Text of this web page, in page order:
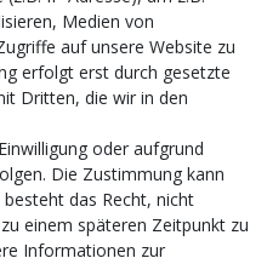
Medien von
auf unsere Website zu
erfolgt erst durch gesetzte
Dritten, die wir in den
oder aufgrund
Die Zustimmung kann
das Recht, nicht
einem späteren Zeitpunkt zu
Informationen zur